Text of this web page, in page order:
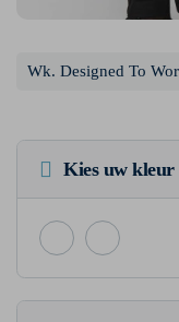
Wk. Designed To
Kies uw kleur